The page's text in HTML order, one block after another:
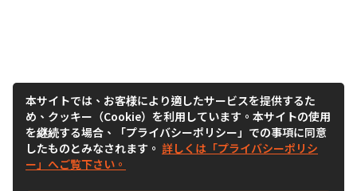
本サイトでは、お客様により適したサービスを提供するた
め、クッキー（Cookie）を利用しています。本サイトの使用
を継続する場合、「プライバシーポリシー」での事項に同意
したものとみなされます。 詳しくは「プライバシーポリシ
ー」へご覧下さい。